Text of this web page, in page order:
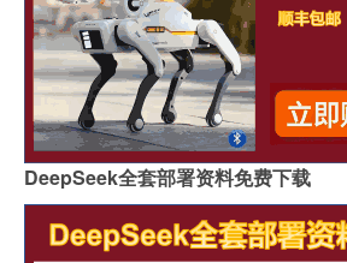
DeepSeek全套部署资料免费下载